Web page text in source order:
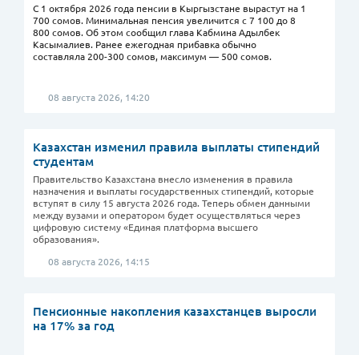
С 1 октября 2026 года пенсии в Кыргызстане вырастут на 1
700 сомов. Минимальная пенсия увеличится с 7 100 до 8
800 сомов. Об этом сообщил глава Кабмина Адылбек
Касымалиев. Ранее ежегодная прибавка обычно
составляла 200-300 сомов, максимум — 500 сомов.
08 августа 2026, 14:20
Казахстан изменил правила выплаты стипендий
студентам
Правительство Казахстана внесло изменения в правила
назначения и выплаты государственных стипендий, которые
вступят в силу 15 августа 2026 года. Теперь обмен данными
между вузами и оператором будет осуществляться через
цифровую систему «Единая платформа высшего
образования».
08 августа 2026, 14:15
Пенсионные накопления казахстанцев выросли
на 17% за год